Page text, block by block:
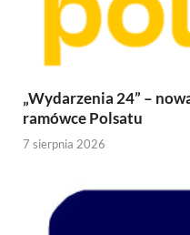
„Wydarzenia 24” –
ramówce Polsatu
7 sierpnia 2026